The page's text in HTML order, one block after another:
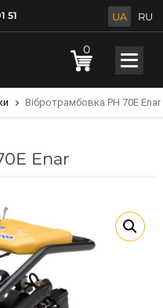
51 UA RU
0
Вібротрамбовка PH 70E Enar
Enar